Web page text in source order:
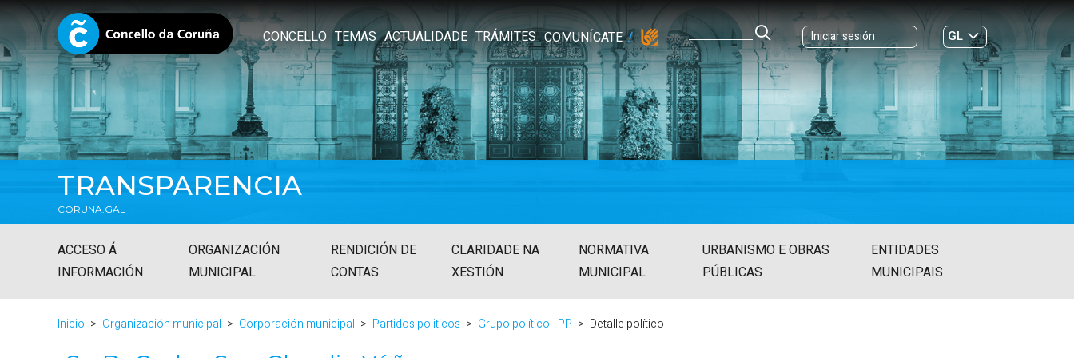
CONCELLO TEMAS ACTUALIDADE TRÁMITES COMUNÍCATE Iniciar sesión
GL
ES|
TRANSPARENCIA
CORUNA.GAL
ACCESO Á
INFORMACIÓN
ORGANIZACIÓN
MUNICIPAL
RENDICIÓN DE
CONTAS
CLARIDADE NA
XESTIÓN
NORMATIVA
MUNICIPAL
URBANISMO E OBRAS
PÚBLICAS
ENTIDADES
MUNICIPAIS
Inicio Organización municipal Corporación municipal Partidos politicos Grupo político - PP Detalle político